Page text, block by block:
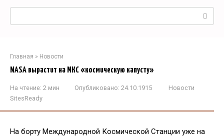
Главная » Новости
NASA вырастит на МКС «космическую капусту»
На чтение: 2 мин Опубликовано: 24.10.1915
Новости
SitesReady
На борту Международной Космической Станции уже на